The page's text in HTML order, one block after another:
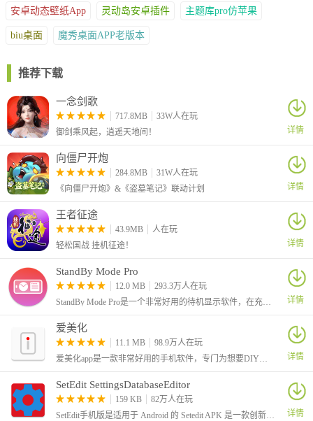
多彩锁屏解决了单一锁屏壁纸的尴尬。
1、每天都有丰富的新壁纸上线，紧随时代潮流，随时拥有独一无
2、基于你的偏好，精准推送风格相近的壁纸，提升使用体验，打
造个性化壁纸库。
美丽触手可及。
4、无论您钟情于风景、动物、动漫、明星还是汽车主题壁纸，这
里都可以找到。
5、如果想换壁纸可以在这里选择，更多同风格图片更新快，还可
以设置护眼壁纸。
6、心灵鸡汤、明星、可爱萌宠、文字物语、自然风景等特色主题
7、透明的桌面主题，极具创意的视频桌面玩法，手机桌面壁纸就
此与众不同。
的视觉体验。
9、当之无愧的壁纸大全，网红壁纸、热门动画，片应有尽有，一
键设为锁屏。
更新内容
v2.0.6：
安卓动态壁纸App 灵动岛安卓插件 主题库pro仿苹果
biu桌面 魔秀桌面APP老版本
推荐下载
一念剑歌
717.8MB
33W人在玩
御剑乘风起，逍遥天地间！
详情
向僵尸开炮
284.8MB
31W人在玩
《向僵尸开炮》&《盗墓笔记》联动计划
详情
王者征途
43.9MB
人在玩
轻松国战 挂机征途！
详情
StandBy Mode Pro
12.0 MB
293.3万人在玩
StandBy Mode Pro是一个非常好用的待机显示软件，在充电时或待机时可将您的手机或平板电脑变成智能显示屏，它采用 Material Design 3 和流畅的动画设计，打造优雅的桌面或床头外观
详情
爱美化
11.1 MB
98.9万人在玩
爱美化app是一款非常好用的手机软件，专门为想要DIY自己手机的朋友所准备，APP功能强大，用户可以修改自己手机的主题界面，让其变得更加好看。
详情
SetEdit SettingsDatabaseEditor
159 KB
82万人在玩
SetEdit手机版是适用于 Android 的 Setedit APK 是一款创新应用程序，全称叫做SetEdit SettingsDatabaseEditor。允许用户快速轻松地自定义设备的主屏幕、壁纸、图标和小部件。
详情